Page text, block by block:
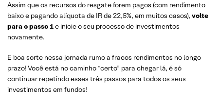
Assim que os recursos do resgate forem pagos (com rendimento
baixo e pagando alíquota de IR de 22,5%, em muitos casos), volte
para o passo 1e inicie o seu processo de investimentos
novamente.
E boa sorte nessa jornada rumo a fracos rendimentos no longo
prazo! Você está no caminho “certo” para chegar lá, é só
continuar repetindo esses três passos para todos os seus
investimentos em fundos!